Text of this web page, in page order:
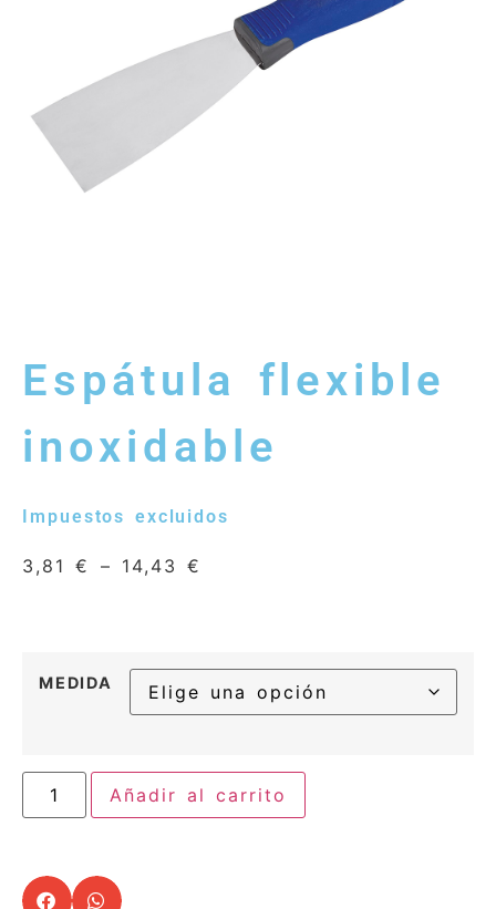
Espátula flexible
inoxidable
Impuestos excluidos
3,81€ – 14,43€
MEDIDA
Añadir al carrito